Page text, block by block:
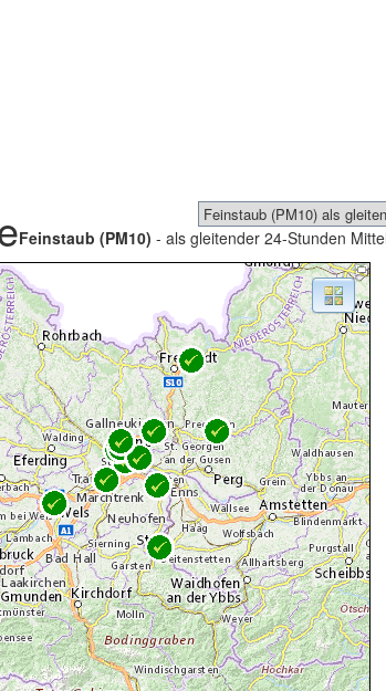
Feinstaub (PM10) - als gleitender 24-Stunden